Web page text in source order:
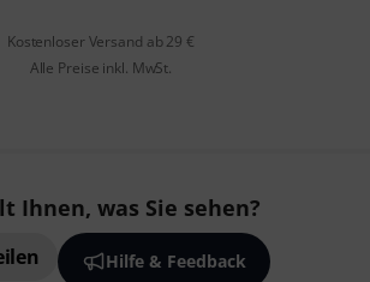
Kostenloser Versand ab 29 €
Alle Preise inkl. MwSt.
Ihnen, was Sie sehen?
Hilfe & Feedback